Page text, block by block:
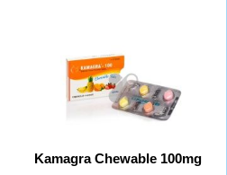
Kamagra Chewable 100mg